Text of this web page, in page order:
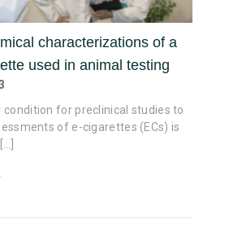
characterizations of a
used in animal testing
condition for preclinical studies to
of e-cigarettes (ECs) is